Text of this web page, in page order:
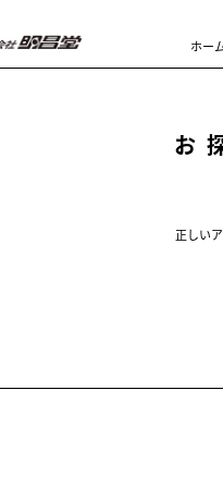
ホー
お
正しい